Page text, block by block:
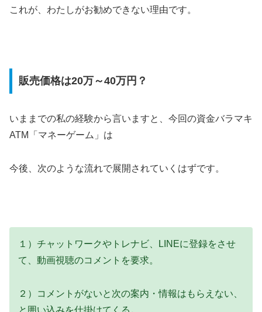
これが、わたしがお勧めできない理由です。
販売価格は20万～40万円？
いままでの私の経験から言いますと、今回の資金バラマキ
ATM「マネーゲーム」は
今後、次のような流れで展開されていくはずです。
１）チャットワークやトレナビ、LINEに登録をさせ
て、動画視聴のコメントを要求。
２）コメントがないと次の案内・情報はもらえない、
と囲い込みを仕掛けてくる。